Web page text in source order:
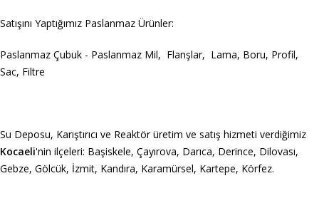
Satışını Yaptığımız Paslanmaz Ürünler:
Paslanmaz Çubuk - Paslanmaz Mil, Flanşlar, Lama, Boru, Profil,
Sac, Filtre
Su Deposu, Karıştırıcı ve Reaktör üretim ve satış hizmeti verdiğimiz
Kocaeli'nin ilçeleri: Başiskele, Çayırova, Darıca, Derince, Dilovası,
Gebze, Gölcük, İzmit, Kandıra, Karamürsel, Kartepe, Körfez.